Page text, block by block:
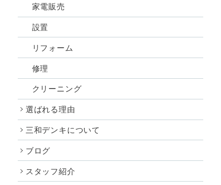
家電販売
設置
リフォーム
修理
クリーニング
選ばれる理由
三和デンキについて
ブログ
スタッフ紹介